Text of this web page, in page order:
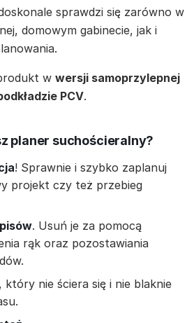
sprawdzi się zarówno w
domowym gabinecie, jak i
w wersji samoprzylepnej
PCV.
planer suchościeralny?
! Sprawnie i szybko zaplanuj
projekt czy też przebieg
. Usuń je za pomocą
rąk oraz pozostawiania
, który nie ściera się i nie blaknie